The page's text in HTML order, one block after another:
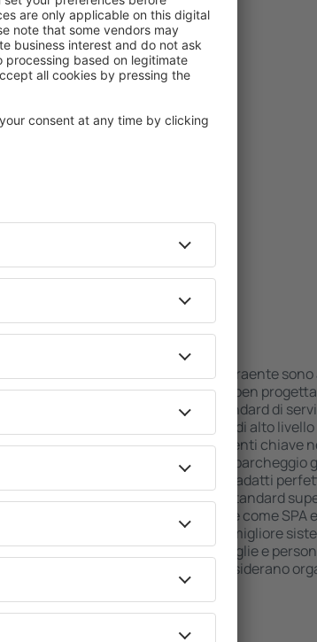
– i migliori hotel
varietà di servizi e una posizione attraente
chiave di un hotel all inclusive ben
in Rifle garantiscono il più alto standard di
di servizi per gli ospiti. Gli alloggi di alto
la migliore posizione e i divertimenti chiave
Gli ospiti possono utilizzare il parcheggio
una camera o una suite che si adatti
esigenze. È probabile che l'hotel di standard
menù variegato, delle aree benessere come SPA
nonché attività per bambini. La migliore
è la scelta perfetta per coppie, famiglie e
così come per le aziende che desiderano
per i propri dipendenti.